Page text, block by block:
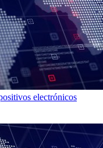
electrónicos